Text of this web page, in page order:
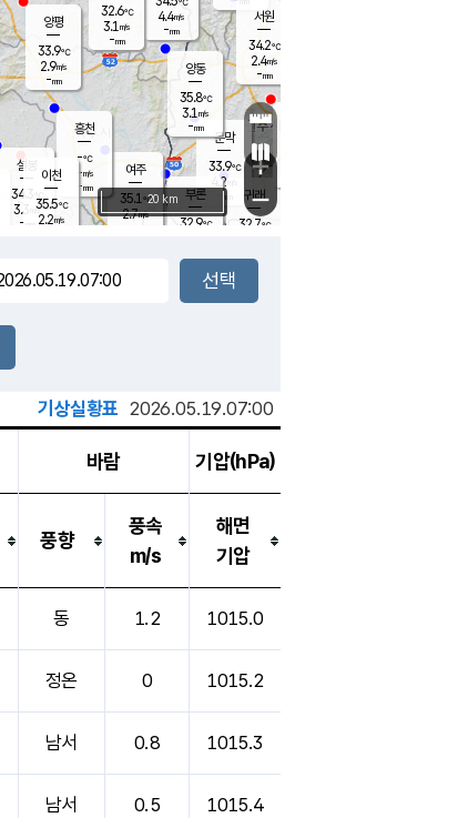
문막
33.9℃
4.2m/s
mm
부론
32.9℃
4.4m/s
-mm
여주
35.1℃
2.7m/s
양동
35.8℃
3.1m/s
-mm
장호원
흥천
-℃
-m/s
-mm
설봉
34.3
3.3 m/s
- mm
귀래
32.7℃
서원
34.2℃
2.4m/s
-mm
32.6℃
3.1 m/s
-mm
이천
35.5℃
2.2m/s
양평
33.9℃
2.9m/s
-mm
+
−
20 km
기상실황표 2026.05.19.07:00
바람 기압(hPa)
풍향
풍속
m/s
해면
기압
동 1.2 1015.0
정온 0 1015.2
남서 0.8 1015.3
남서 0.5 1015.4